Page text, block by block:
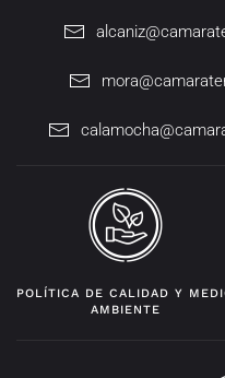
POLÍTICA DE CALIDAD Y
AMBIENTE